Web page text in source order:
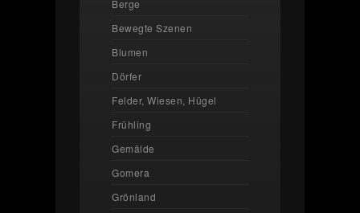
Berge
Bewegte Szenen
Blumen
Dörfer
Felder, Wiesen, Hügel
Frühling
Gemälde
Gomera
Grönland